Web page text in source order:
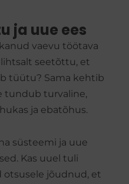
ja uue ees
vaevu töötava
seetõttu, et
tüütu? Sama kehtib
tundub turvaline,
ja ebatõhus.
süsteemi ja uue
Kas uuel tuli
otsusele jõudnud, et